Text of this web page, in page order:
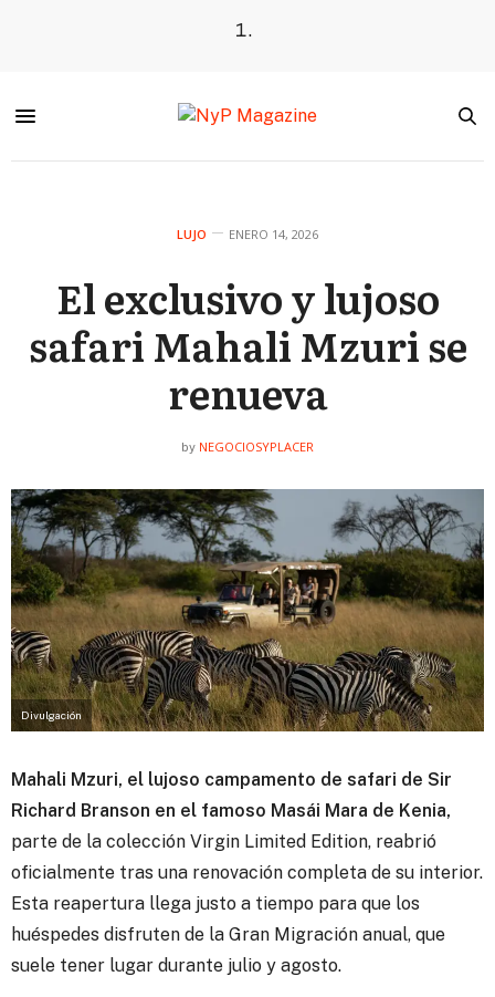
LUJO ENERO 14, 2026
El exclusivo y lujoso
safari Mahali Mzuri se
renueva
by NEGOCIOSYPLACER
Divulgación
Mahali Mzuri, el lujoso campamento de safari de Sir
Richard Branson en el famoso Masái Mara de Kenia,
parte de la colección Virgin Limited Edition, reabrió
oficialmente tras una renovación completa de su interior.
Esta reapertura llega justo a tiempo para que los
huéspedes disfruten de la Gran Migración anual, que
suele tener lugar durante julio y agosto.